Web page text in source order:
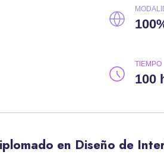
TIEMPO
100
en Diseño de